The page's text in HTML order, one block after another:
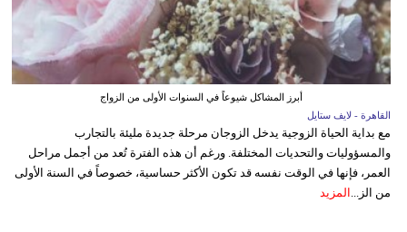
أبرز المشاكل شيوعاً في السنوات الأولى من الزواج
القاهرة - لايف ستايل
مع بداية الحياة الزوجية يدخل الزوجان مرحلة جديدة مليئة بالتجارب
والمسؤوليات والتحديات المختلفة. ورغم أن هذه الفترة تُعد من أجمل مراحل
العمر، فإنها في الوقت نفسه قد تكون الأكثر حساسية، خصوصاً في السنة الأولى
من الز...
المزيد